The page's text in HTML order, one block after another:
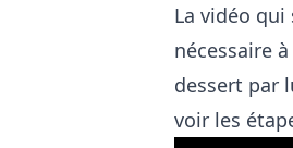
La vidéo
nécessaire
dessert par
voir les